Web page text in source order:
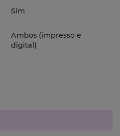
Sim
Ambos (impresso e
digital)